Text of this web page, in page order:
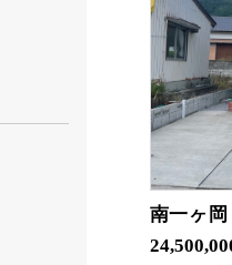
15
南一ヶ
人気の一ヶ岡小学